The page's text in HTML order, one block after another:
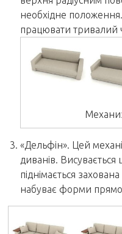
необхідне
працювати тривалий
«Дельфін». Цей
диванів.
піднімається
набуває форми